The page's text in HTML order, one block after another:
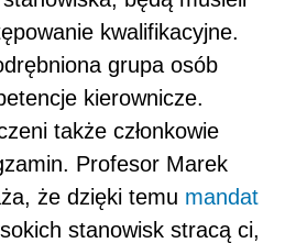
kwalifikacyjne.
grupa osób
kierownicze.
także członkowie
Profesor Marek
że dzięki temu mandat
stanowisk stracą ci,